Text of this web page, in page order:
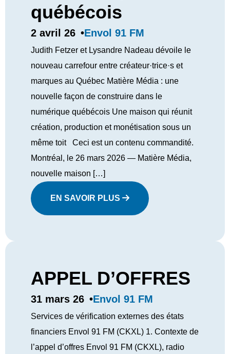
québécois
2 avril 26 •Envol 91 FM
Judith Fetzer et Lysandre Nadeau dévoile le
nouveau carrefour entre créateur·trice·s et
marques au Québec Matière Média : une
nouvelle façon de construire dans le
numérique québécois Une maison qui réunit
création, production et monétisation sous un
même toit Ceci est un contenu commandité.
Montréal, le 26 mars 2026 — Matière Média,
nouvelle maison […]
EN SAVOIR PLUS
APPEL D’OFFRES
31 mars 26 •Envol 91 FM
Services de vérification externes des états
financiers Envol 91 FM (CKXL) 1. Contexte de
l’appel d’offres Envol 91 FM (CKXL), radio